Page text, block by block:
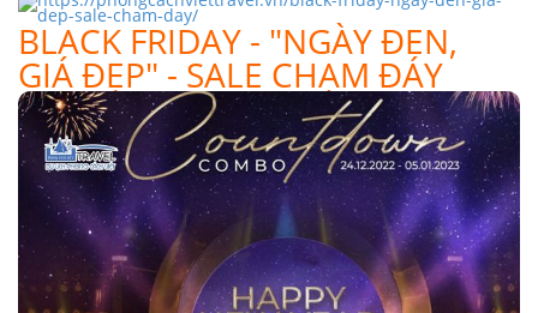
BLACK FRIDAY - "NGÀY ĐEN,
GIÁ ĐẸP" - SALE CHẠM ĐÁY